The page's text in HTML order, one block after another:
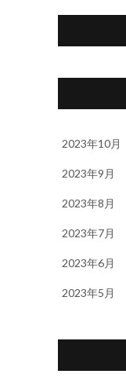
2023年10月
2023年9月
2023年8月
2023年7月
2023年6月
2023年5月